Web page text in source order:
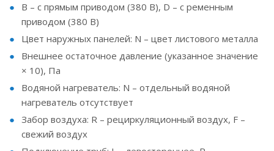
B – с прямым приводом (380 В), D – с ременным
приводом (380 В)
Цвет наружных панелей: N – цвет листового металла
Внешнее остаточное давление (указанное значение
× 10), Па
Водяной нагреватель: N – отдельный водяной
нагреватель отсутствует
Забор воздуха: R – рециркуляционный воздух, F –
свежий воздух